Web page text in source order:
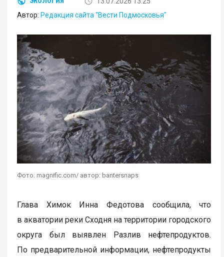
Автор: Редакция сайта "Вести Подмосковья"
Фото: magnific.com/ автор: bantersnaps
Глава Химок Инна Федотова сообщила, что
в акватории реки Сходня на территории городского
округа был выявлен Разлив нефтепродуктов.
По предварительной информации, нефтепродукты